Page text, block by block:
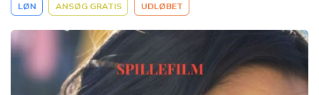
LØN ANSØG GRATIS UDLØBET